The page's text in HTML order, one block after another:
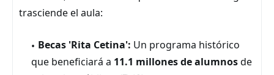
trasciende el aula:
Becas 'Rita Cetina': Un programa histórico
que beneficiará a 11.1 millones de alumnosde